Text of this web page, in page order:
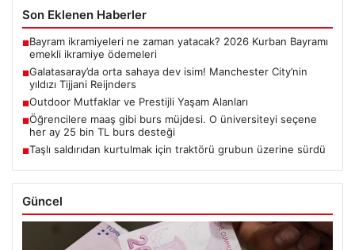
Son Eklenen Haberler
■Bayram ikramiyeleri ne zaman yatacak? 2026 Kurban Bayramı
emekli ikramiye ödemeleri
■Galatasaray’da orta sahaya dev isim! Manchester City’nin
yıldızı Tijjani Reijnders
■Outdoor Mutfaklar ve Prestijli Yaşam Alanları
■Öğrencilere maaş gibi burs müjdesi. O üniversiteyi seçene
her ay 25 bin TL burs desteği
■Taşlı saldırıdan kurtulmak için traktörü grubun üzerine sürdü
Güncel